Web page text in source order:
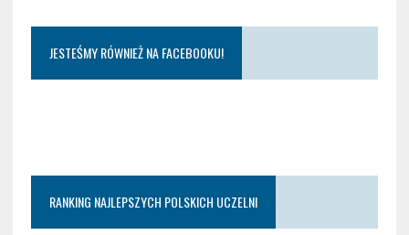
JESTEŚMY RÓWNIEŻ NA FACEBOOKU!
RANKING NAJLEPSZYCH POLSKICH UCZELNI